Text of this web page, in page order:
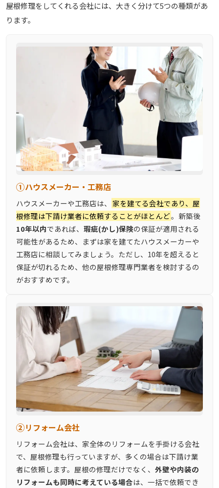
屋根修理をしてくれる会社には、大きく分けて5つの種類があ
ります。
①ハウスメーカー・工務店
ハウスメーカーや工務店は、
家を建てる会社であり、屋
根修理は下請け業者に依頼することがほとんど。新築後
10年以内であれば、 瑕疵(かし)保険の保証が適用される
可能性があるため、まずは家を建てたハウスメーカーや
工務店に相談してみましょう。ただし、10年を超えると
保証が切れるため、他の屋根修理専門業者を検討するの
がおすすめです。
②リフォーム会社
リフォーム会社は、家全体のリフォームを手掛ける会社
で、屋根修理も行っていますが、多くの場合は下請け業
者に依頼します。屋根の修理だけでなく、 外壁や内装の
リフォームも同時に考えている場合は、一括で依頼でき